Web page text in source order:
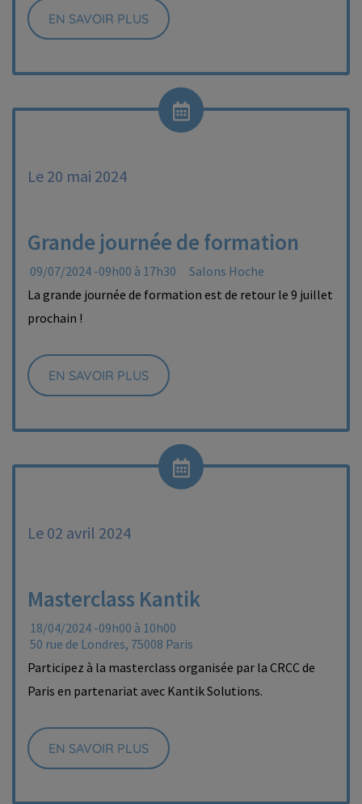
EN SAVOIR PLUS
Le 20 mai 2024
Grande journée de formation
09/07/2024 -09h00 à 17h30
Salons Hoche
La grande journée de formation est de retour le 9 juillet
prochain !
EN SAVOIR PLUS
Le 02 avril 2024
Masterclass Kantik
18/04/2024 -09h00 à 10h00
50 rue de Londres, 75008 Paris
Participez à la masterclass organisée par la CRCC de
Paris en partenariat avec Kantik Solutions.
EN SAVOIR PLUS